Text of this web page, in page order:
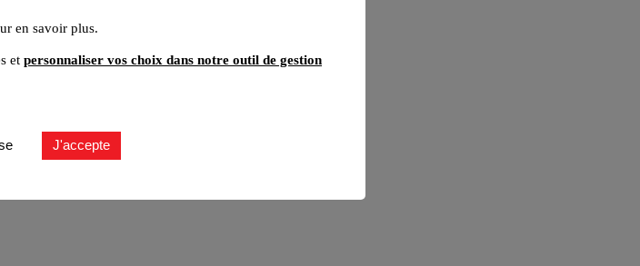
en savoir plus.
et personnaliser vos choix dans notre outil de gestion
J'accepte